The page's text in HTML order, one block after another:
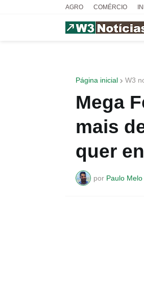
AGRO COMÉRCIO
Página inicial W3
Mega
mais
quer
por Paulo Melo